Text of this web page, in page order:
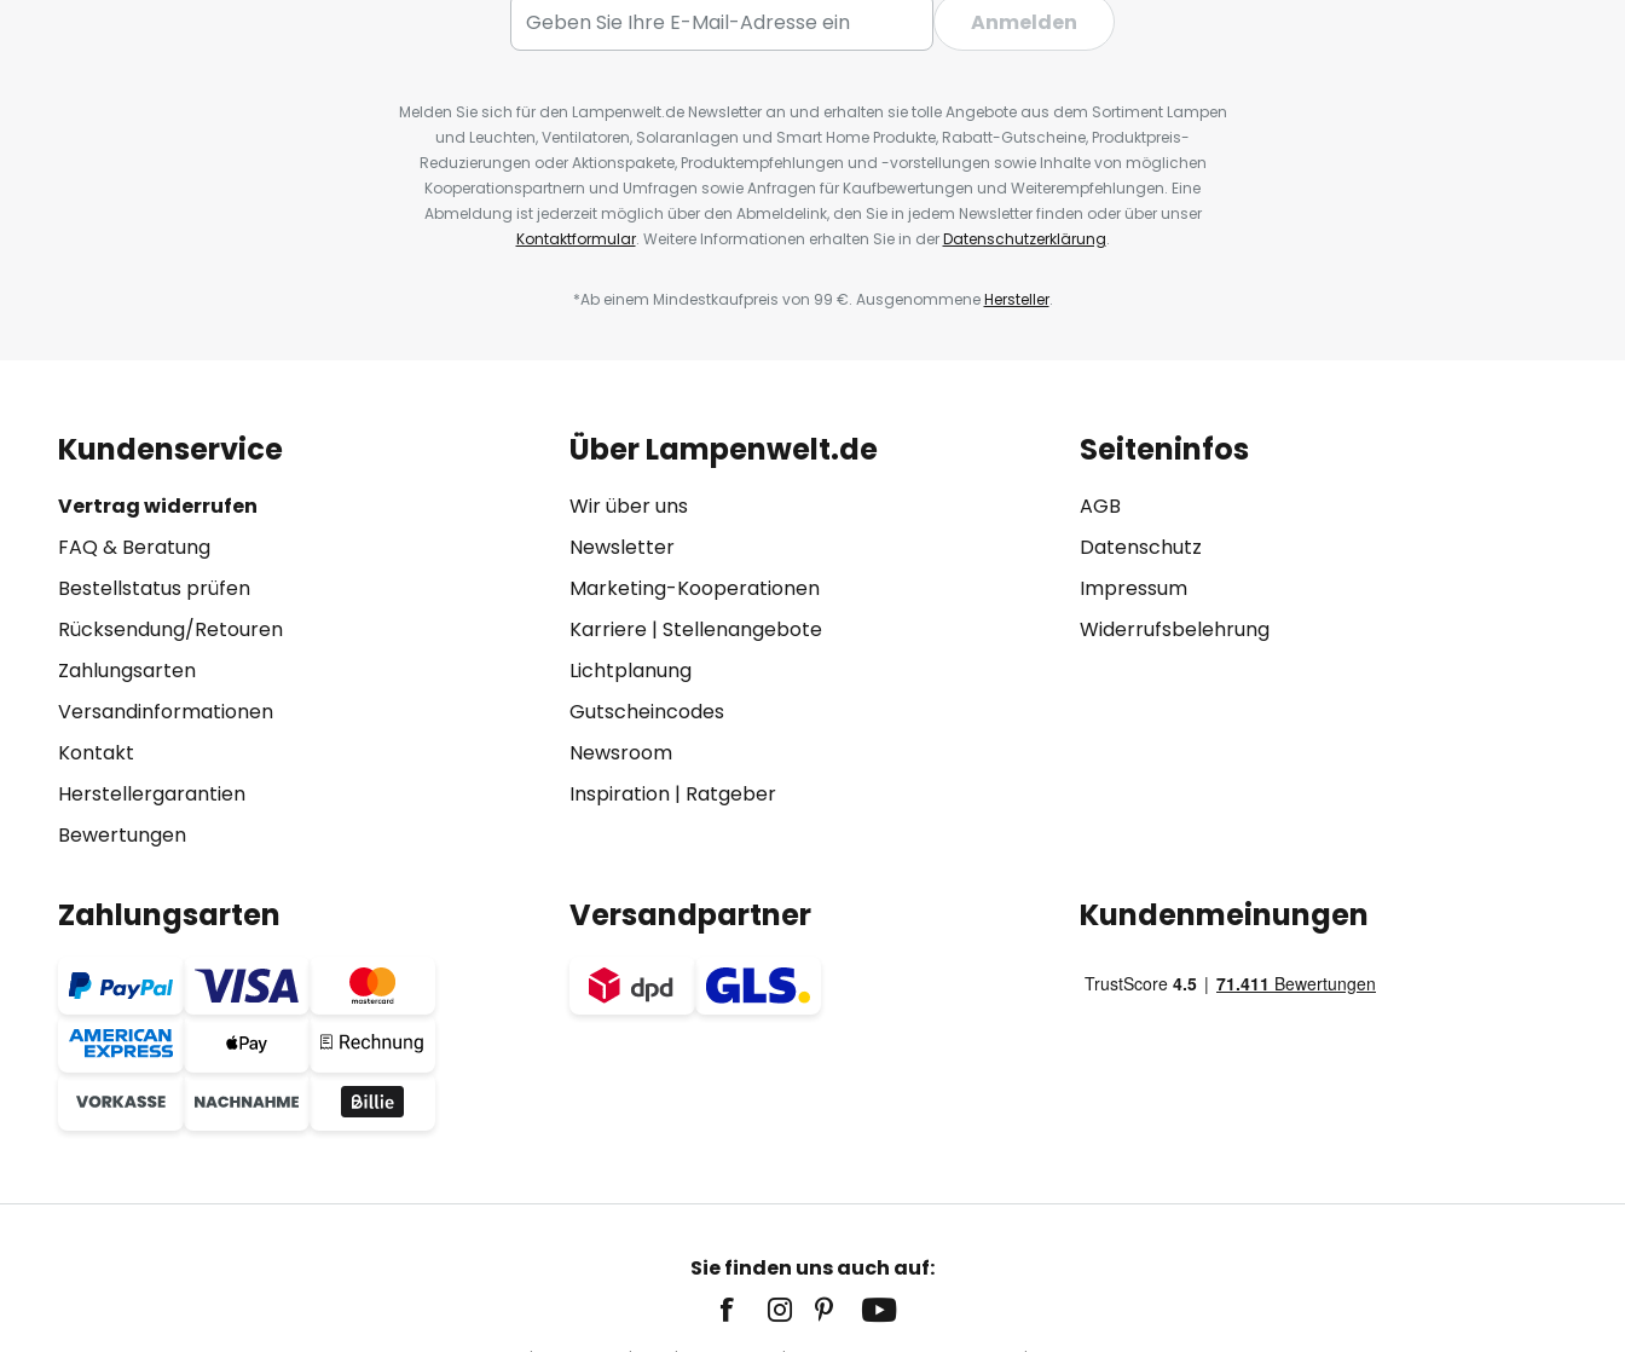
Anmelden
Melden Sie sich für den Lampenwelt.de Newsletter an und erhalten sie tolle Angebote aus dem Sortiment Lampen
und Leuchten, Ventilatoren, Solaranlagen und Smart Home Produkte, Rabatt-Gutscheine, Produktpreis-
Reduzierungen oder Aktionspakete, Produktempfehlungen und -vorstellungen sowie Inhalte von möglichen
Kooperationspartnern und Umfragen sowie Anfragen für Kaufbewertungen und Weiterempfehlungen. Eine
Abmeldung ist jederzeit möglich über den Abmeldelink, den Sie in jedem Newsletter finden oder über unser
Kontaktformular. Weitere Informationen erhalten Sie in derDatenschutzerklärung.
*Ab einem Mindestkaufpreis von 99 €. AusgenommeneHersteller.
Kundenservice
Vertrag widerrufen
FAQ & Beratung
Bestellstatus prüfen
Rücksendung/Retouren
Zahlungsarten
Versandinformationen
Kontakt
Herstellergarantien
Bewertungen
Über Lampenwelt.de
Wir über uns
Newsletter
Marketing-Kooperationen
Karriere| Stellenangebote
Lichtplanung
Gutscheincodes
Newsroom
Inspiration| Ratgeber
Seiteninfos
AGB
Datenschutz
Impressum
Widerrufsbelehrung
Zahlungsarten Versandpartner Kundenmeinungen
Sie finden uns auch auf: